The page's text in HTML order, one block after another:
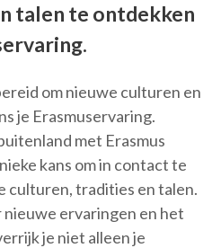
talen te ontdekken
om nieuwe culturen en
je Erasmuservaring.
met Erasmus
kans om in contact te
culturen, tradities en talen.
ervaringen en het
je niet alleen je